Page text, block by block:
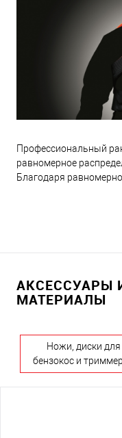
Профессиональный
равномерное
Благодаря
автосброса
АКСЕССУАРЫ
МАТЕРИАЛЫ
Ножи, диски для
бензокос и